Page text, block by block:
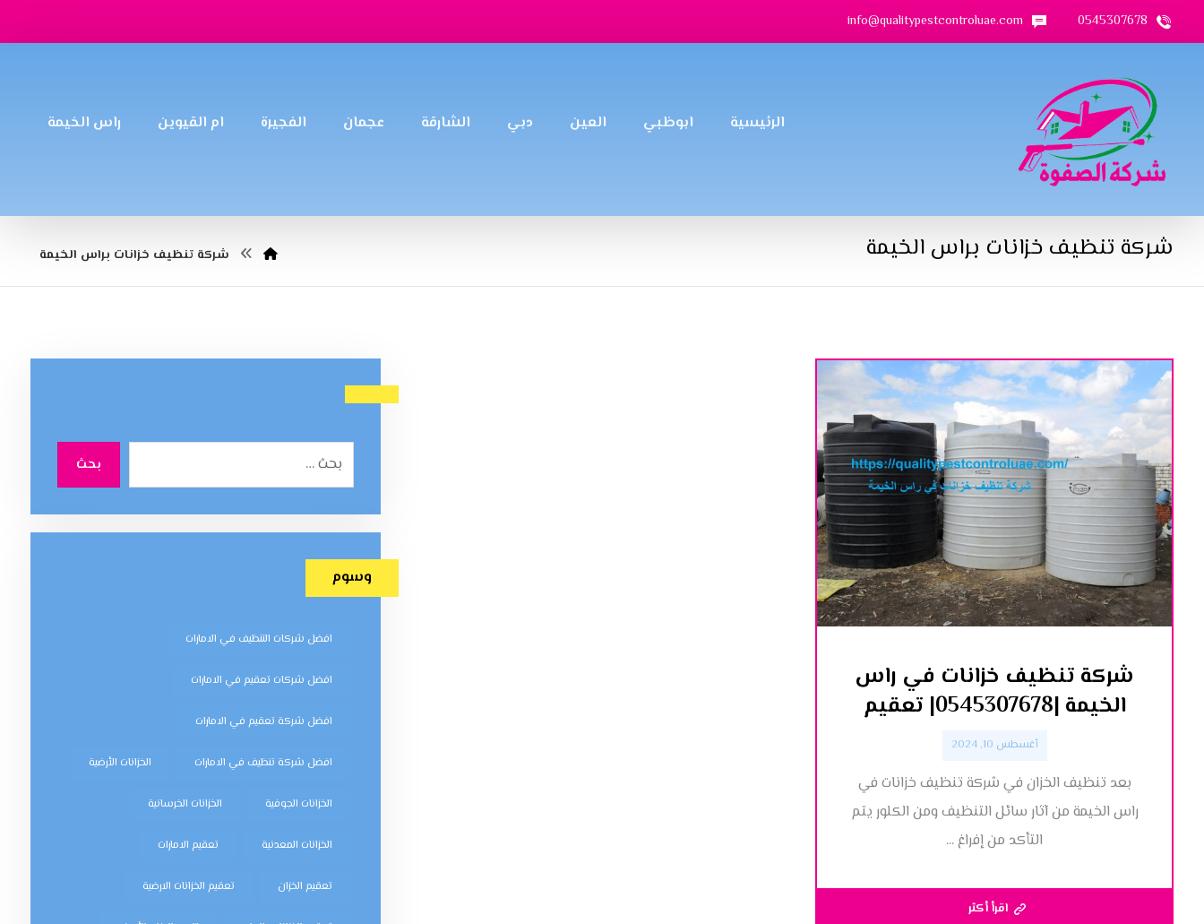
0545307678
info@qualitypestcontroluae.com
الرئيسية ابوظبي العين دبي الشارقة عجمان الفجيرة ام القيوين راس الخيمة
شركة تنظيف خزانات براس الخيمة شركة تنظيف خزانات براس الخيمة
شركة تنظيف خزانات في راس
الخيمة |0545307678| تعقيم
أغسطس 10, 2024
بعد تنظيف الخزان في شركة تنظيف خزانات في
راس الخيمة من آثار سائل التنظيف ومن الكلور يتم
التأكد من إفراغ ...
اقرأ أكثر
بحث
وسوم
افضل شركات التنظيف في الامارات
افضل شركات تعقيم في الامارات
افضل شركة تعقيم في الامارات
افضل شركة تنظيف في الامارات الخزانات الأرضية
الخزانات الجوفية الخزانات الخرسانية
الخزانات المعدنية تعقيم الامارات
تعقيم الخزان تعقيم الخزانات الارضية